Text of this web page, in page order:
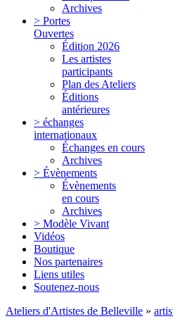
Archives
> Portes
Ouvertes
Édition 2026
Les artistes
participants
Plan des Ateliers
Éditions
antérieures
> échanges
internationaux
Échanges en cours
Archives
> Évènements
Évènements
en cours
Archives
> Modèle Vivant
Vidéos
Boutique
Nos partenaires
Liens utiles
Soutenez-nous
Ateliers d'Artistes de Belleville »